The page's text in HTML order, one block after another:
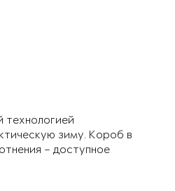
технологией
зиму. Короб в
– доступное